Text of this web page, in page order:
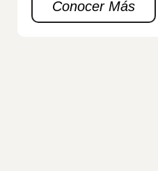
Conocer Más